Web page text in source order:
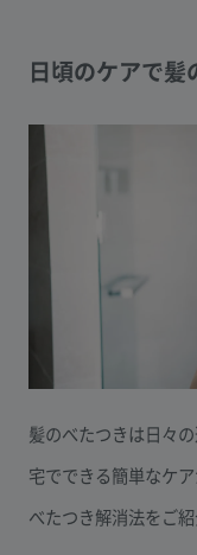
日頃のケアで
髪のべたつきは日々
宅でできる簡単なケ
べたつき解消法をご紹